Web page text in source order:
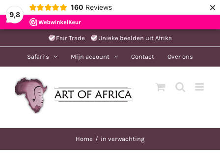
9,8
160 Reviews ×
naar
Fair Trade Unieke beelden uit Afrika
Safari’s Mijn account Contact Over ons
Home in verwachting